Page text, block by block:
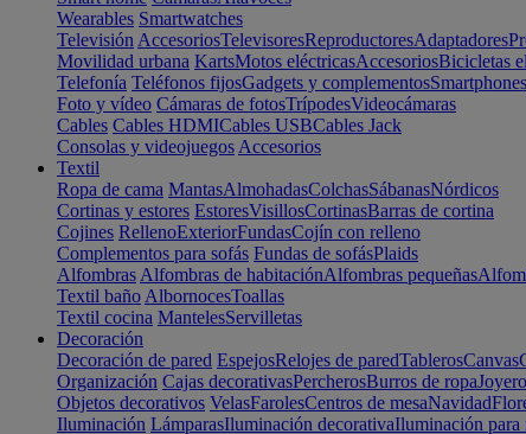
Wearables Smartwatches
Televisión AccesoriosTelevisoresReproductoresAdaptadores
Movilidad urbana KartsMotos eléctricasAccesoriosBicicletas
Telefonía Teléfonos fijosGadgets y complementosSmartphones
Foto y vídeo Cámaras de fotosTrípodesVideocámaras
Cables Cables HDMICables USBCables Jack
Consolas y videojuegos Accesorios
Textil
Ropa de cama MantasAlmohadasColchasSábanasNórdicos
Cortinas y estores EstoresVisillosCortinasBarras de cortina
Cojines RellenoExteriorFundasCojín con relleno
Complementos para sofás Fundas de sofásPlaids
Alfombras Alfombras de habitaciónAlfombras pequeñas
Textil baño AlbornocesToallas
Textil cocina MantelesServilletas
Decoración
Decoración de pared EspejosRelojes de paredTablerosCanvas
Organización Cajas decorativasPercherosBurros de ropa
Objetos decorativos VelasFarolesCentros de mesaNavidad
Iluminación LámparasIluminación decorativaIluminación para